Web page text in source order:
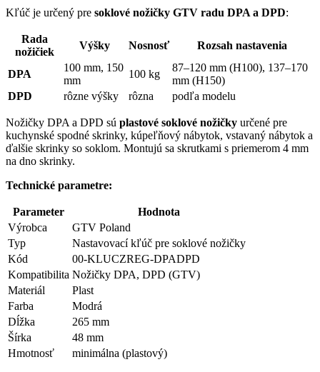
Kľúč je určený pre soklové nožičky GTV radu DPA a DPD:
Rada
nožičiek
Výšky Nosnosť Rozsah nastavenia
DPA
100 mm, 150
mm
100 kg
87–120 mm (H100), 137–170
mm (H150)
DPD
rôzne výšky rôzna podľa modelu
Nožičky DPA a DPD sú plastové soklové nožičky určené pre
kuchynské spodné skrinky, kúpeľňový nábytok, vstavaný nábytok a
ďalšie skrinky so soklom. Montujú sa skrutkami s priemerom 4 mm
na dno skrinky.
Technické parametre:
Parameter
Hodnota
Výrobca
GTV Poland
Typ
Nastavovací kľúč pre soklové nožičky
Kód
00-KLUCZREG-DPADPD
Kompatibilita Nožičky DPA, DPD (GTV)
Materiál
Plast
Farba
Modrá
Dĺžka
265 mm
Šírka
48 mm
Hmotnosť
minimálna (plastový)